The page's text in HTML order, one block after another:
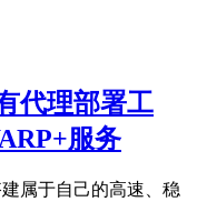
代理部署工
服务
属于自己的高速、稳